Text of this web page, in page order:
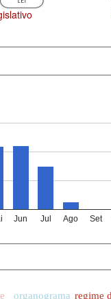
Jun Jul Ago Set